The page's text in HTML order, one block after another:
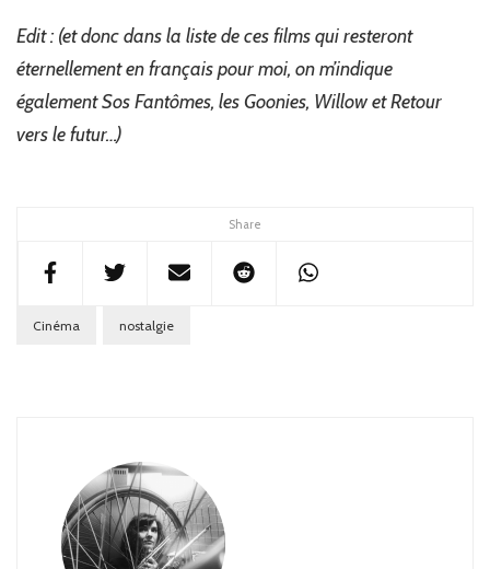
Share
Edit : (et donc dans la liste de ces films qui resteront
éternellement en français pour moi, on m’indique
également Sos Fantômes, les Goonies, Willow et Retour
vers le futur…)
Cinéma nostalgie